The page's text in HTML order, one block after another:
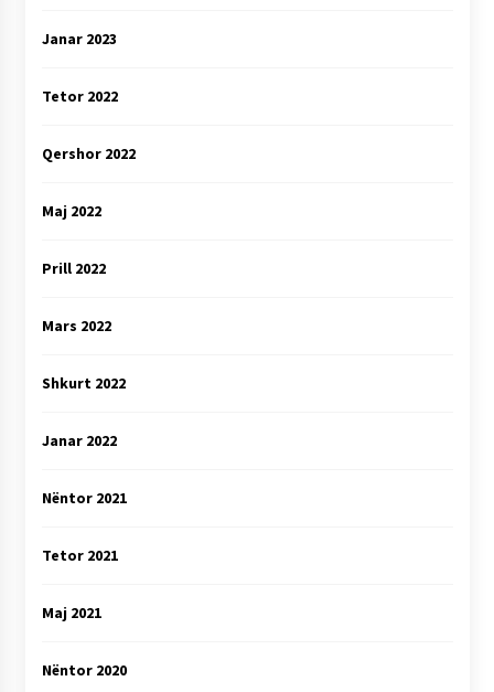
Janar 2023
Tetor 2022
Qershor 2022
Maj 2022
Prill 2022
Mars 2022
Shkurt 2022
Janar 2022
Nëntor 2021
Tetor 2021
Maj 2021
Nëntor 2020